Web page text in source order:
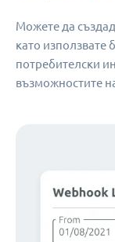
Можете да
като използвате
потребителски
възможностите